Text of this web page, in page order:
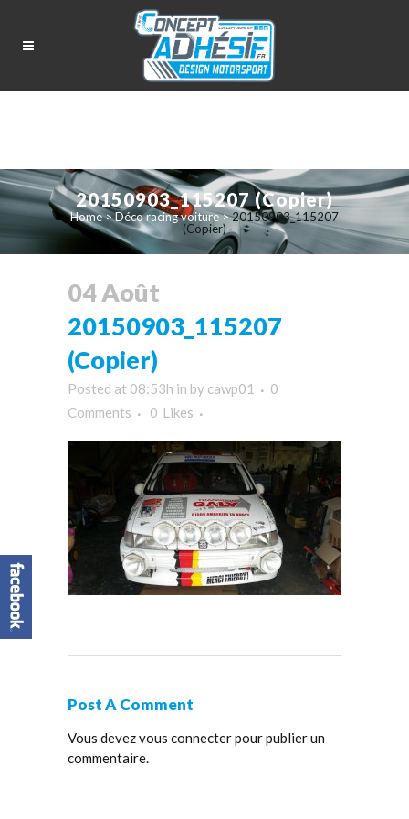
20150903_115207 (Copier)
Home>Déco racing voiture>20150903_115207
(Copier)
04 Août
20150903_115207
(Copier)
Posted at 08:53h in by cawp01
0
Comments
0 Likes
Post A Comment
Vous devezvous connecterpour publier un
commentaire.